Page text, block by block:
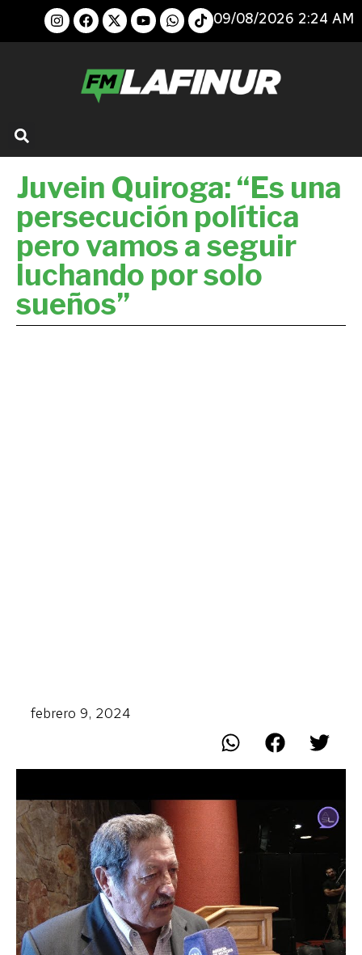
09/08/2026 2:24 AM
Juvein Quiroga: “Es una
persecución política
pero vamos a seguir
luchando por solo
sueños”
febrero 9, 2024